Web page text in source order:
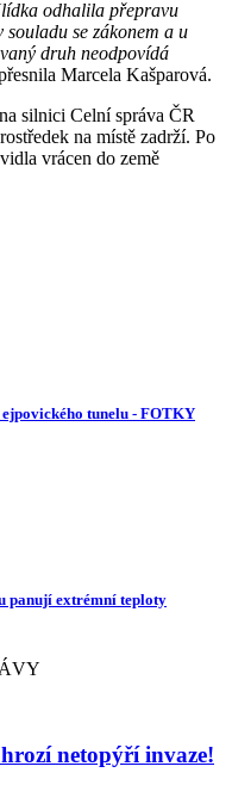
odhalila přepravu
se zákonem a u
druh neodpovídá
Marcela Kašparová.
silnici Celní správa ČR
na místě zadrží. Po
vrácen do země
ejpovického tunelu - FOTKY
panují extrémní teploty
netopýří invaze!